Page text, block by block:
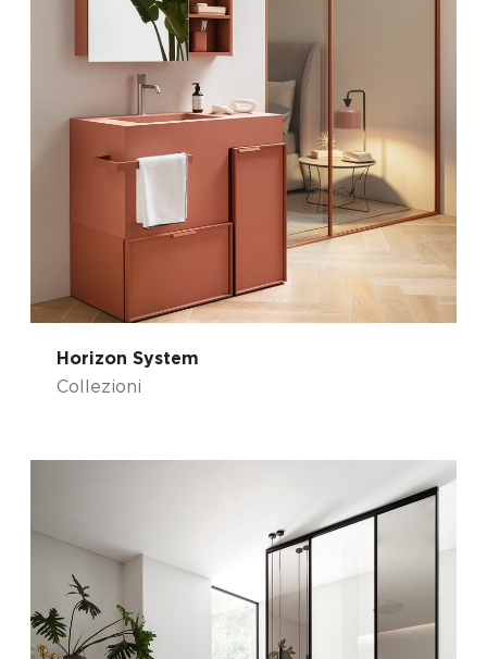
Horizon System
Collezioni